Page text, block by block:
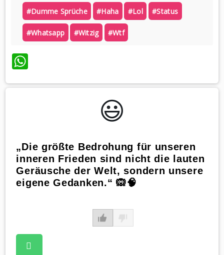
#dumme Sprüche #haha #lol #status
#whatsapp #witzig #wtf
WhatsApp
😃️
„Die größte Bedrohung für unseren
inneren Frieden sind nicht die lauten
Geräusche der Welt, sondern unsere
eigene Gedanken.“ 🙉🧠